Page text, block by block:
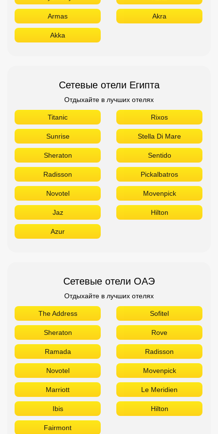
Armas Akra
Akka
Сетевые отели Египта
Отдыхайте в лучших отелях
Titanic Rixos
Sunrise Stella Di Mare
Sheraton Sentido
Radisson Pickalbatros
Novotel Movenpick
Jaz Hilton
Azur
Сетевые отели ОАЭ
Отдыхайте в лучших отелях
The Address Sofitel
Sheraton Rove
Ramada Radisson
Novotel Movenpick
Marriott Le Meridien
Ibis Hilton
Fairmont